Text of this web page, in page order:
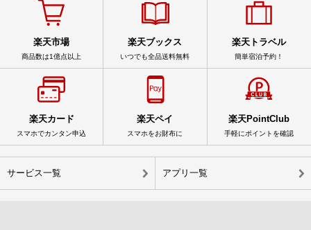
楽天市場
商品数は1億点以上
楽天ブックス
いつでも全品送料無料
楽天トラベル
簡単宿泊予約！
楽天カード
スマホでカンタン申込
楽天ペイ
スマホをお財布に
楽天PointClub
手軽にポイントを確認
サービス一覧 アプリ一覧